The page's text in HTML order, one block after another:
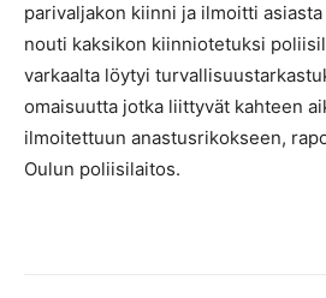
parivaljakon kiinni ja ilmoitti
nouti kaksikon kiinniotetuksi
varkaalta löytyi
omaisuutta jotka liittyvät kahteen
ilmoitettuun anastusrikokseen,
Oulun poliisilaitos.